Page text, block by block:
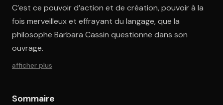
C’est ce pouvoir d’action et de création, pouvoir à la
fois merveilleux et effrayant du langage, que la
philosophe Barbara Cassin questionne dans son
ouvrage.
afficher plus
Sommaire